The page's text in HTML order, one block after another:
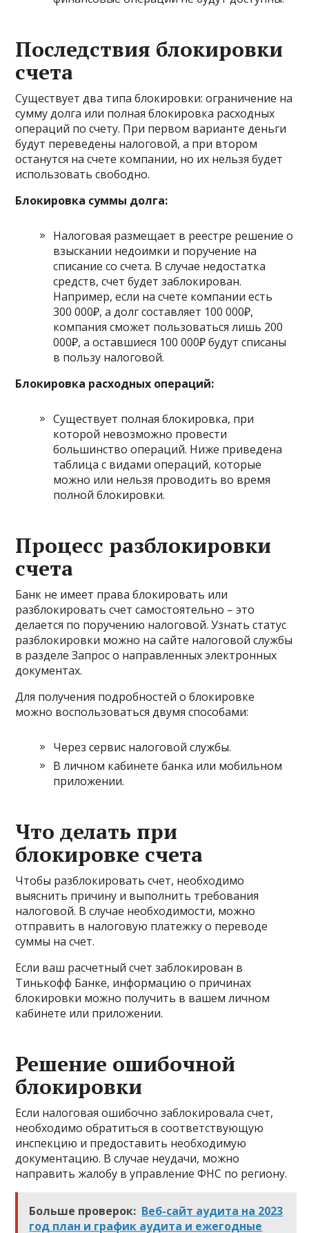
Последствия блокировки
счета
Существует два типа блокировки: ограничение на
сумму долга или полная блокировка расходных
операций по счету. При первом варианте деньги
будут переведены налоговой, а при втором
останутся на счете компании, но их нельзя будет
использовать свободно.
Блокировка суммы долга:
Налоговая размещает в реестре решение о
взыскании недоимки и поручение на
списание со счета. В случае недостатка
средств, счет будет заблокирован.
Например, если на счете компании есть
300 000₽, а долг составляет 100 000₽,
компания сможет пользоваться лишь 200
000₽, а оставшиеся 100 000₽ будут списаны
в пользу налоговой.
Блокировка расходных операций:
Существует полная блокировка, при
которой невозможно провести
большинство операций. Ниже приведена
таблица с видами операций, которые
можно или нельзя проводить во время
полной блокировки.
Процесс разблокировки
счета
Банк не имеет права блокировать или
разблокировать счет самостоятельно – это
делается по поручению налоговой. Узнать статус
разблокировки можно на сайте налоговой службы
в разделе Запрос о направленных электронных
документах.
Для получения подробностей о блокировке
можно воспользоваться двумя способами:
Через сервис налоговой службы.
В личном кабинете банка или мобильном
приложении.
Что делать при
блокировке счета
Чтобы разблокировать счет, необходимо
выяснить причину и выполнить требования
налоговой. В случае необходимости, можно
отправить в налоговую платежку о переводе
суммы на счет.
Если ваш расчетный счет заблокирован в
Тинькофф Банке, информацию о причинах
блокировки можно получить в вашем личном
кабинете или приложении.
Решение ошибочной
блокировки
Если налоговая ошибочно заблокировала счет,
необходимо обратиться в соответствующую
инспекцию и предоставить необходимую
документацию. В случае неудачи, можно
направить жалобу в управление ФНС по региону.
Больше проверок: Веб-сайт аудита на 2023
год план и график аудита и ежегодные